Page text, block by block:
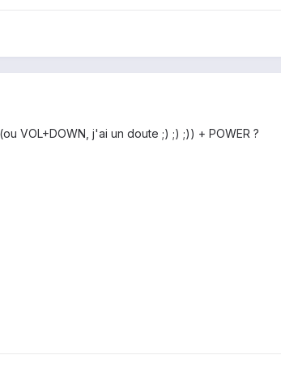
VOL+DOWN, j'ai un doute ;) ;) ;)) + POWER ?